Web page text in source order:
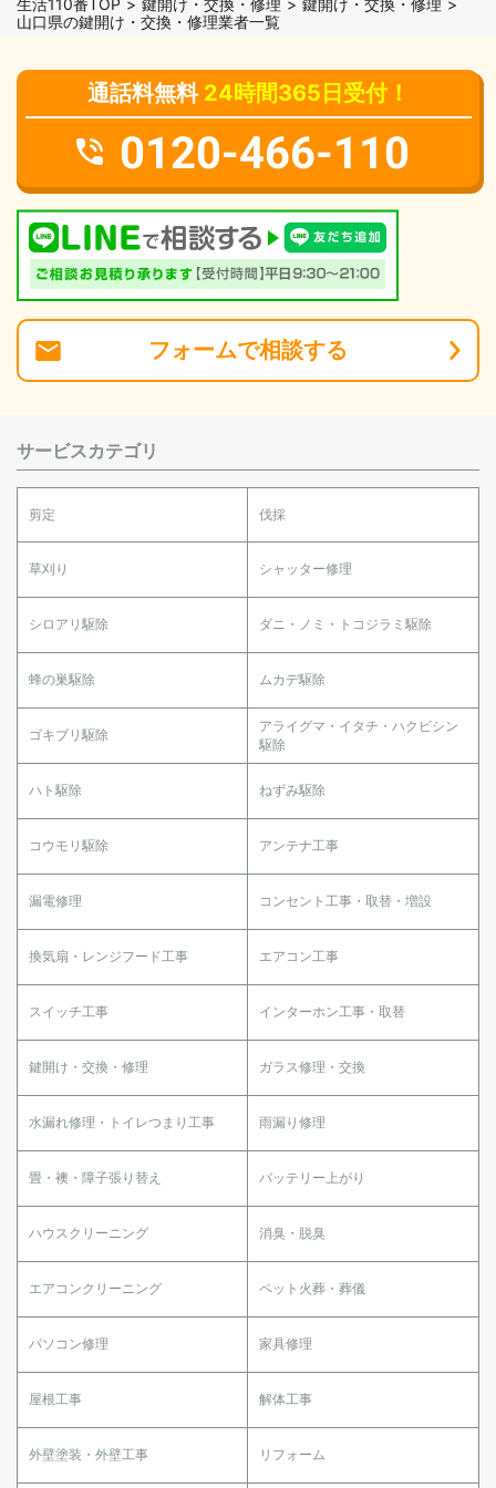
山口県の鍵開け・交換・修理業者一覧
通話料無料 24時間365日受付！
0120-466-110
フォームで相談する
サービスカテゴリ
剪定 伐採
草刈り シャッター修理
シロアリ駆除 ダニ・ノミ・トコジラミ駆除
蜂の巣駆除 ムカデ駆除
ゴキブリ駆除
アライグマ・イタチ・ハクビシン
駆除
ハト駆除 ねずみ駆除
コウモリ駆除 アンテナ工事
漏電修理 コンセント工事・取替・増設
換気扇・レンジフード工事 エアコン工事
スイッチ工事 インターホン工事・取替
鍵開け・交換・修理 ガラス修理・交換
水漏れ修理・トイレつまり工事 雨漏り修理
畳・襖・障子張り替え バッテリー上がり
ハウスクリーニング 消臭・脱臭
エアコンクリーニング ペット火葬・葬儀
パソコン修理 家具修理
屋根工事 解体工事
外壁塗装・外壁工事 リフォーム